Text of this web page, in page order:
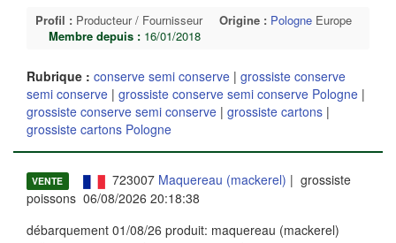
Profil : Producteur / Fournisseur Origine : Pologne Europe
Membre depuis : 16/01/2018
Rubrique : conserve semi conserve | grossiste conserve
semi conserve | grossiste conserve semi conserve Pologne |
grossiste conserve semi conserve | grossiste cartons |
grossiste cartons Pologne
VENTE 723007 Maquereau (mackerel) | grossiste
poissons 06/08/2026 20:18:38
débarquement 01/08/26 produit: maquereau (mackerel)